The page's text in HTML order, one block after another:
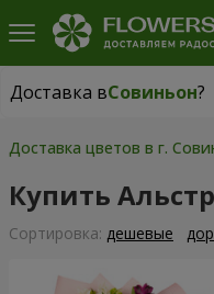
Доставка вСовиньон?
Доставка вСовиньон|
Доставка цветов в г.
Купить
Cортировка: дешевые